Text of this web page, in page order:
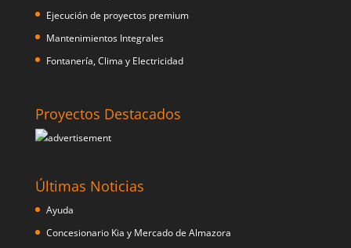
Ejecución de proyectos premium
Mantenimientos Integrales
Fontanería, Clima y Electricidad
Proyectos Destacados
Últimas Noticias
Ayuda
Concesionario Kia y Mercado de Almazora